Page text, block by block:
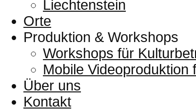
Liechtenstein
Orte
Produktion & Workshops
Workshops für
Mobile Videoproduktion
Über uns
Kontakt